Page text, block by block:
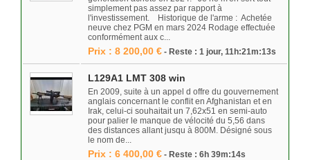
simplement pas assez par rapport à
l'investissement. Historique de l'arme : Achetée
neuve chez PGM en mars 2024 Rodage effectuée
conformément aux c...
Prix : 8 200,00 € - Reste : 1 jour, 11h:21m:13s
L129A1 LMT 308 win
En 2009, suite à un appel d offre du gouvernement
anglais concernant le conflit en Afghanistan et en
Irak, celui-ci souhaitait un 7,62x51 en semi-auto
pour palier le manque de vélocité du 5,56 dans
des distances allant jusqu à 800M. Désigné sous
le nom de...
Prix : 6 400,00 € - Reste : 6h 39m:14s